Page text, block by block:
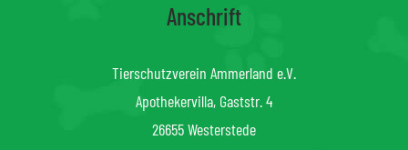
Anschrift
Tierschutzverein Ammerland e.V.
Apothekervilla, Gaststr. 4
26655 Westerstede